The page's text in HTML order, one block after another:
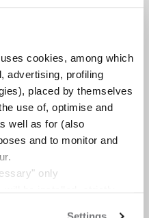
cookies, among which
advertising, profiling
placed by themselves
use of, optimise and
well as for (also
and to monitor and
only
porte-ustensiles